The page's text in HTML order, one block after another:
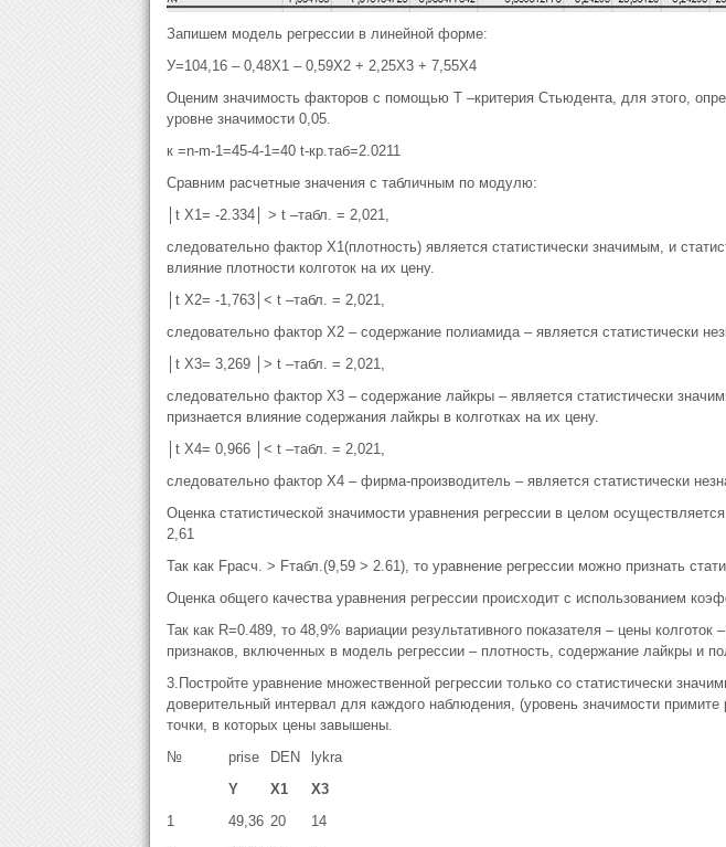
Запишем модель регрессии в линейной форме:
У=104,16 – 0,48Х1 – 0,59Х2 + 2,25Х3 + 7,55Х4
Оценим значимость факторов с помощью Т –критерия Стьюдента, для этого,
уровне значимости 0,05.
к =n-m-1=45-4-1=40 t-кр.таб=2.0211
Сравним расчетные значения с табличным по модулю:
│t X1= -2.334│ > t –табл. = 2,021,
следовательно фактор Х1(плотность) является статистически значимым, и
влияние плотности колготок на их цену.
│t X2= -1,763│< t –табл. = 2,021,
следовательно фактор Х2 – содержание полиамида – является статистически
│t X3= 3,269 │> t –табл. = 2,021,
следовательно фактор Х3 – содержание лайкры – является статистически
признается влияние содержания лайкры в колготках на их цену.
│t X4= 0,966 │< t –табл. = 2,021,
следовательно фактор Х4 – фирма-производитель – является статистически
Оценка статистической значимости уравнения регрессии в целом
2,61
Так как Fрасч. > Fтабл.(9,59 > 2.61), то уравнение регрессии можно признать
Оценка общего качества уравнения регрессии происходит с использованием
Так как R=0.489, то 48,9% вариации результативного показателя – цены
признаков, включенных в модель регрессии – плотность, содержание лайкры и
3.Постройте уравнение множественной регрессии только со статистически
доверительный интервал для каждого наблюдения, (уровень значимости
точки, в которых цены завышены.
№
prise DEN
lykra
Y
X1
X3
1
49,36 20
14